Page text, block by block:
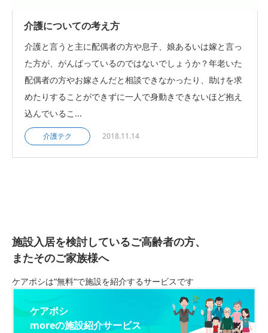
介護についての考え方
介護と言うと主に配偶者の方や息子、娘あるいは嫁と言っ
た方が、がんばっているのではないでしょうか？年老いた
配偶者の方やお嫁さんだと相談できなかったり、助けを求
めたりすることができずに一人で身動きできないほど抱え
込んでいるこ...
介護テク 2018.11.14
施設入居を検討しているご高齢者の方、
またそのご家族様へ
ケアポシは“無料“で施設を紹介するサービスです
ケアポシ
moreの施設紹介サービス